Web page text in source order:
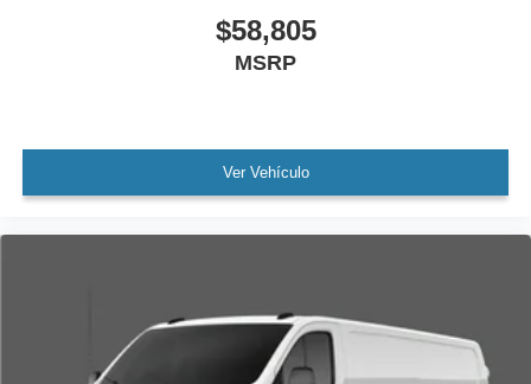
$58,805
MSRP
Ver Vehículo